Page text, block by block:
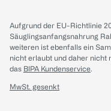
Aufgrund der EU-Richtlinie
Säuglingsanfangsnahrung
weiteren ist ebenfalls ein
nicht erlaubt und daher nicht
das BIPA Kundenservice.
MwSt. gesenkt